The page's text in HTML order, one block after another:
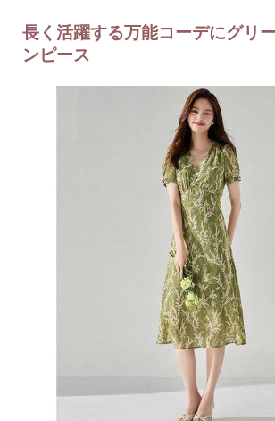
長く活躍する万能コーデにグリ
ンピース